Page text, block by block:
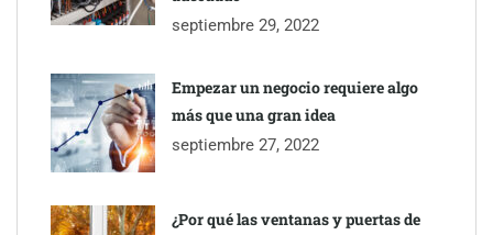
Todo lo que necesitas saber antes de instalar una piscina de
septiembre 29, 2022
Empezar un negocio requiere algo
más que una gran idea
septiembre 27, 2022
¿Por qué las ventanas y puertas de